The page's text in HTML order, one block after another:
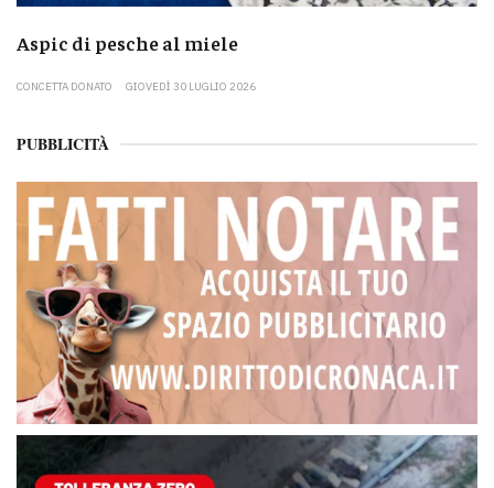
Aspic di pesche al miele
CONCETTA DONATO GIOVEDÌ 30 LUGLIO 2026
PUBBLICITÀ